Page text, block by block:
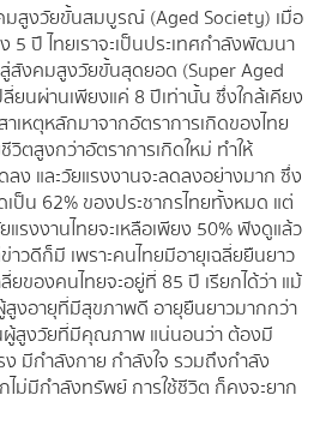
มสูงวัยขั้นสมบูรณ์ (Aged Society) เมื่อ
5 ปี ไทยเราจะเป็นประเทศกำลังพัฒนา
สู่สังคมสูงวัยขั้นสุดยอด (Super Aged
ยนผ่านเพียงแค่ 8 ปีเท่านั้น ซึ่งใกล้เคียง
เหตุหลักมาจากอัตราการเกิดของไทย
วิตสูงกว่าอัตราการเกิดใหม่ ทำให้
ง และวัยแรงงานจะลดลงอย่างมาก ซึ่ง
ป็น 62% ของประชากรไทยทั้งหมด แต่
รงงานไทยจะเหลือเพียง 50% ฟังดูแล้ว
าวดีก็มี เพราะคนไทยมีอายุเฉลี่ยยืนยาว
ยของคนไทยจะอยู่ที่ 85 ปี เรียกได้ว่า แม้
สูงอายุที่มีสุขภาพดี อายุยืนยาวมากกว่า
ผู้สูงวัยที่มีคุณภาพ แน่นอนว่า ต้องมี
ง มีกำลังกาย กำลังใจ รวมถึงกำลัง
ม่มีกำลังทรัพย์ การใช้ชีวิต ก็คงจะยาก